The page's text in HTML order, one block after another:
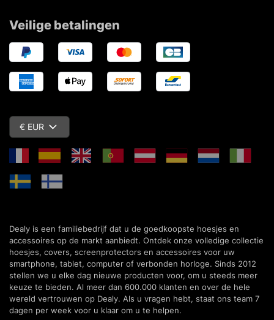
Veilige betalingen
€ EUR
Dealy is een familiebedrijf dat u de goedkoopste hoesjes en
accessoires op de markt aanbiedt. Ontdek onze volledige collectie
hoesjes, covers, screenprotectors en accessoires voor uw
smartphone, tablet, computer of verbonden horloge. Sinds 2012
stellen we u elke dag nieuwe producten voor, om u steeds meer
keuze te bieden. Al meer dan 600.000 klanten en over de hele
wereld vertrouwen op Dealy. Als u vragen hebt, staat ons team 7
dagen per week voor u klaar om u te helpen.